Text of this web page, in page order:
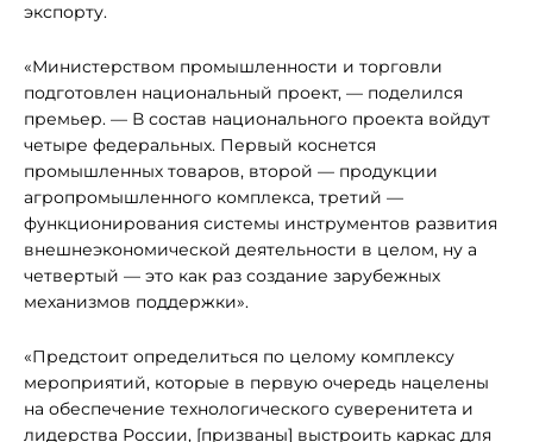
экспорту.
«Министерством промышленности и торговли
подготовлен национальный проект, — поделился
премьер. — В состав национального проекта войдут
четыре федеральных. Первый коснется
промышленных товаров, второй — продукции
агропромышленного комплекса, третий —
функционирования системы инструментов развития
внешнеэкономической деятельности в целом, ну а
четвертый — это как раз создание зарубежных
механизмов поддержки».
«Предстоит определиться по целому комплексу
мероприятий, которые в первую очередь нацелены
на обеспечение технологического суверенитета и
лидерства России, [призваны] выстроить каркас для